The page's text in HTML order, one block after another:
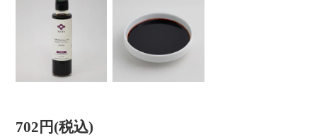
702円(税込)